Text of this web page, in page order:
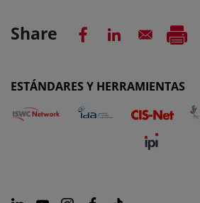
Share
ESTÁNDARES Y HERRAMIENTAS